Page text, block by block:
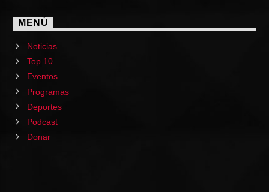
MENÚ
Noticias
Top 10
Eventos
Programas
Deportes
Podcast
Donar